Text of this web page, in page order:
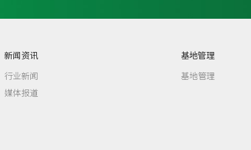
新闻资讯
行业新闻
媒体报道
基地管理
基地管理